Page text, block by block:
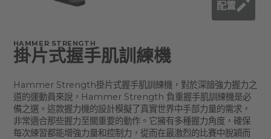
配置
HAMMER STRENGTH
掛片式握手肌訓練機
Hammer Strength掛片式握手肌訓練機，對於深諳強力握力之
道的運動員來說，Hammer Strength 負重握手肌訓練機是必
備之選。這款握力機的設計模擬了真實世界中手部力量的需求，
非常適合那些握力至關重要的動作。它擁有多種握力角度，確保
每次練習都能增強力量和控制力，從而在最激烈的比賽中脫穎而